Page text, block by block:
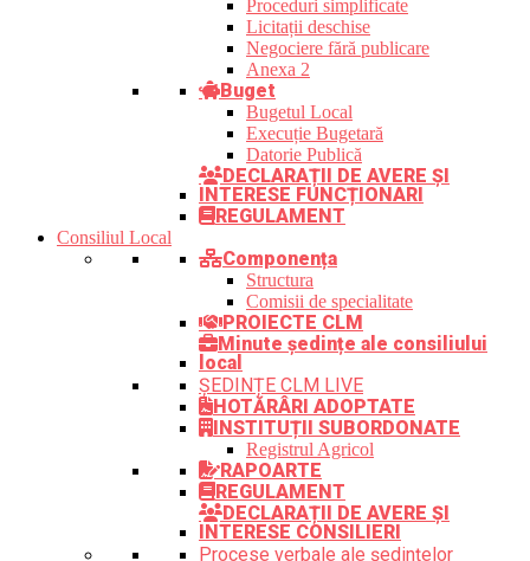
Proceduri simplificate
Licitații deschise
Negociere fără publicare
Anexa 2
Buget
Bugetul Local
Execuție Bugetară
Datorie Publică
DECLARAȚII DE AVERE ȘI
INTERESE FUNCȚIONARI
REGULAMENT
Consiliul Local
Componența
Structura
Comisii de specialitate
PROIECTE CLM
Minute ședințe ale consiliului
local
ȘEDINȚE CLM LIVE
HOTĂRÂRI ADOPTATE
INSTITUȚII SUBORDONATE
Registrul Agricol
RAPOARTE
REGULAMENT
DECLARAȚII DE AVERE ȘI
INTERESE CONSILIERI
Procese verbale ale ședințelor